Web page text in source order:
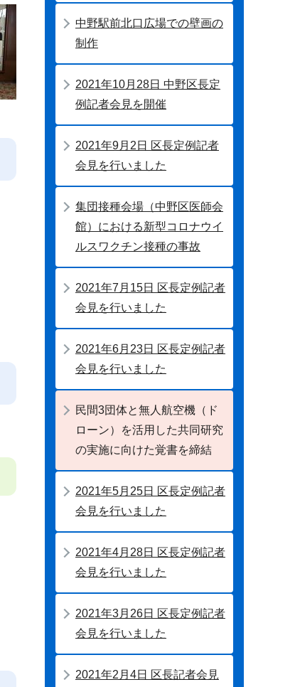
中野駅前北口広場での壁画の
制作
2021年10月28日 中野区長定
例記者会見を開催
2021年9月2日 区長定例記者
会見を行いました
集団接種会場（中野区医師会
館）における新型コロナウイ
ルスワクチン接種の事故
2021年7月15日 区長定例記者
会見を行いました
2021年6月23日 区長定例記者
会見を行いました
民間3団体と無人航空機（ド
ローン）を活用した共同研究
の実施に向けた覚書を締結
2021年5月25日 区長定例記者
会見を行いました
2021年4月28日 区長定例記者
会見を行いました
2021年3月26日 区長定例記者
会見を行いました
2021年2月4日 区長記者会見